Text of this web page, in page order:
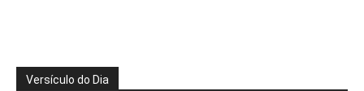
Versículo do Dia